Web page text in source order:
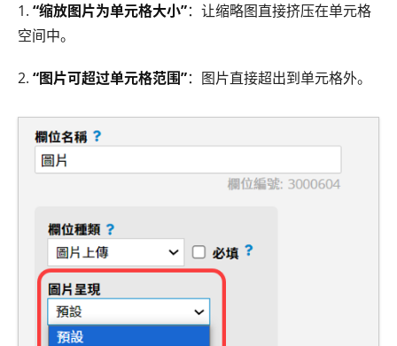
1. “缩放图片为单元格大小”：让缩略图直接挤压在单元格
空间中。
2. “图片可超过单元格范围”：图片直接超出到单元格外。